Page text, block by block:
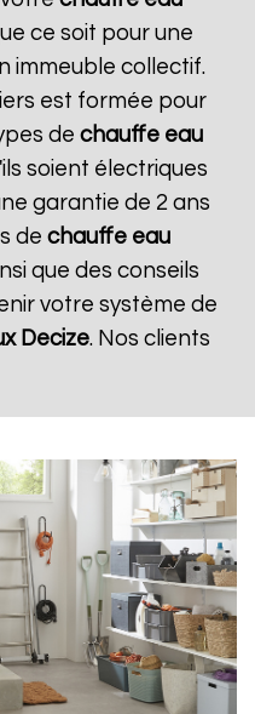
ce soit pour une
immeuble collectif.
est formée pour
dechauffe eau
soient électriques
garantie de 2 ans
de chauffe eau
que des conseils
votre système de
Decize. Nos clients